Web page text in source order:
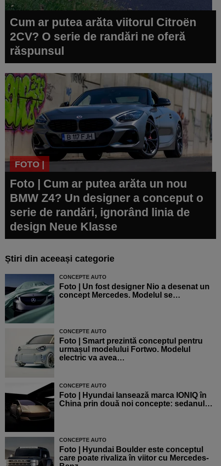
Cum ar putea arăta viitorul Citroën
2CV? O serie de randări ne oferă
răspunsul
FOTO |
Foto | Cum ar putea arăta un nou
BMW Z4? Un designer a conceput o
serie de randări, ignorând linia de
design Neue Klasse
Știri din aceeași categorie
CONCEPTE AUTO
Foto | Un fost designer Nio a desenat un
concept Mercedes. Modelul se…
CONCEPTE AUTO
Foto | Smart prezintă conceptul pentru
urmașul modelului Fortwo. Modelul
electric va avea…
CONCEPTE AUTO
Foto | Hyundai lansează marca IONIQ în
China prin două noi concepte: sedanul…
CONCEPTE AUTO
Foto | Hyundai Boulder este conceptul
care poate rivaliza în viitor cu Mercedes-